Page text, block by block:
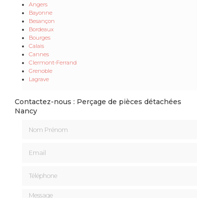
Angers
Bayonne
Besançon
Bordeaux
Bourges
Calais
Cannes
Clermont-Ferrand
Grenoble
Lagrave
Contactez-nous : Perçage de pièces détachées
Nancy
Message